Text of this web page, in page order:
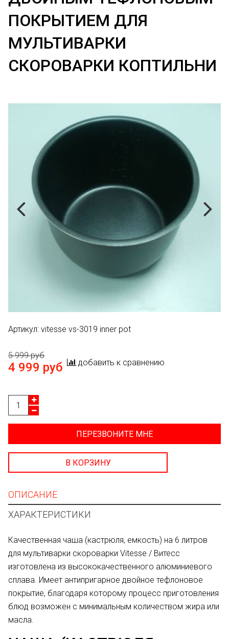
ПОКРЫТИЕМ ДЛЯ
МУЛЬТИВАРКИ
СКОРОВАРКИ КОПТИЛЬНИ
Артикул: vitesse vs-3019 inner pot
5 999 руб
4 999 руб добавить к сравнению
ПЕРЕЗВОНИТЕ МНЕ
В КОРЗИНУ
ОПИСАНИЕ
ХАРАКТЕРИСТИКИ
Качественная чаша (кастрюля, емкость) на 6 литров
для мультиварки скороварки Vitesse / Витесс
изготовлена из высококачественного алюминиевого
сплава. Имеет антипригарное двойное тефлоновое
покрытие, благодаря которому процесс приготовления
блюд возможен с минимальным количеством жира или
масла.